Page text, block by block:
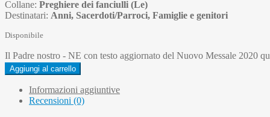
Collane: Preghiere dei fanciulli (Le)
Destinatari: Anni, Sacerdoti/Parroci, Famiglie e genitori
Disponibile
Il Padre nostro - NE con testo aggiornato del Nuovo Messale 2020
Aggiungi al carrello
Informazioni aggiuntive
Recensioni (0)